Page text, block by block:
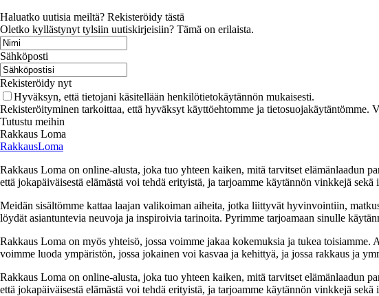
Haluatko uutisia meiltä? Rekisteröidy tästä
Oletko kyllästynyt tylsiin uutiskirjeisiin? Tämä on erilaista.
Sähköposti
Rekisteröidy nyt
Hyväksyn, että tietojani käsitellään henkilötietokäytännön mukaisesti.
Rekisteröityminen tarkoittaa, että hyväksyt käyttöehtomme ja tietosuojakäytäntömme.
Tutustu meihin
Rakkaus Loma
RakkausLoma
Rakkaus Loma on online-alusta, joka tuo yhteen kaiken, mitä tarvitset elämänlaadun
että jokapäiväisestä elämästä voi tehdä erityistä, ja tarjoamme käytännön vinkkejä
Meidän sisältömme kattaa laajan valikoiman aiheita, jotka liittyvät hyvinvointiin,
löydät asiantuntevia neuvoja ja inspiroivia tarinoita. Pyrimme tarjoamaan sinulle
Rakkaus Loma on myös yhteisö, jossa voimme jakaa kokemuksia ja tukea
voimme luoda ympäristön, jossa jokainen voi kasvaa ja kehittyä, ja jossa rakkaus ja
Rakkaus Loma on online-alusta, joka tuo yhteen kaiken, mitä tarvitset elämänlaadun
että jokapäiväisestä elämästä voi tehdä erityistä, ja tarjoamme käytännön vinkkejä